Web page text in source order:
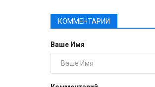
КОММЕНТАРИИ
Ваше Имя